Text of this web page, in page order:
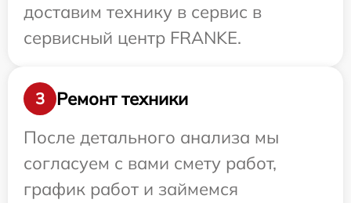
доставим технику в сервис в
сервисный центр FRANKE.
3
Ремонт техники
После детального анализа мы
согласуем с вами смету работ,
график работ и займемся